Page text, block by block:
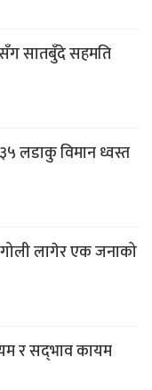
सातबुँदे सहमति
लडाकु विमान ध्वस्त
लागेर एक जनाको
संयम र सद्‌भाव कायम